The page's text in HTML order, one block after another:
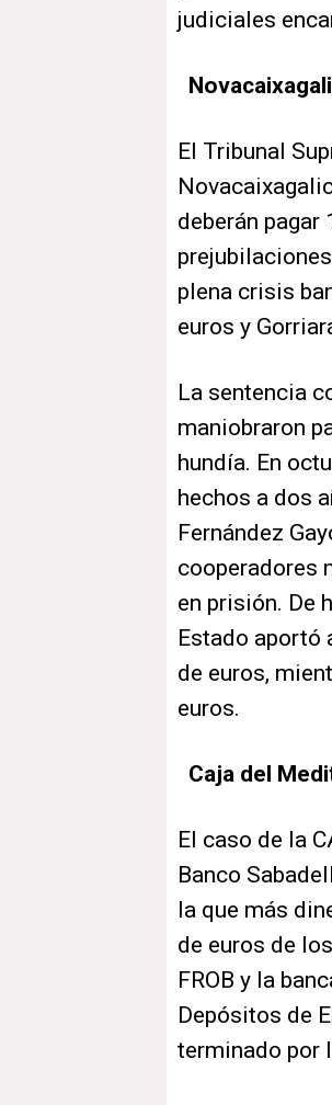
judiciales
El Tribunal
deberán pagar
plena crisis
euros y
La sentencia
maniobraron
hundía. En
hechos a dos
Fernández
cooperadores
en prisión. De
Estado aportó
de euros,
euros.
Caja del
El caso de la
Banco
la que más
de euros de
FROB y la
Depósitos de
terminado por